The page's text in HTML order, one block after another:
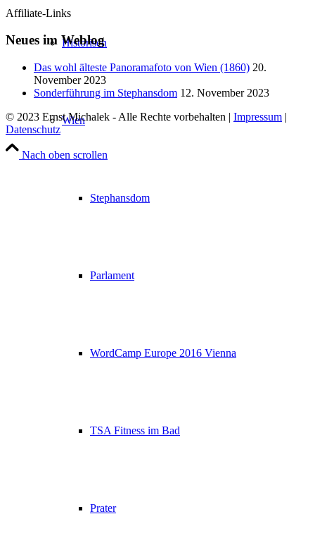
Historisch
Wien
Stephansdom
Parlament
WordCamp Europe 2016 Vienna
TSA Fitness im Bad
Prater
Affiliate-Links
Neues im Weblog
Das wohl älteste Panoramafoto von Wien (1860) 20.
November 2023
Sonderführung im Stephansdom 12. November 2023
© 2023 Ernst Michalek - Alle Rechte vorbehalten | Impressum |
Datenschutz
Nach oben scrollen